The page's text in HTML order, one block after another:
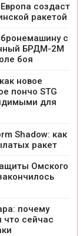
создаст
ракетой
с
БРДМ-2М
боя
новое
пончо STG
для
Shadow: как
ракет
Омского
почему
что сейчас